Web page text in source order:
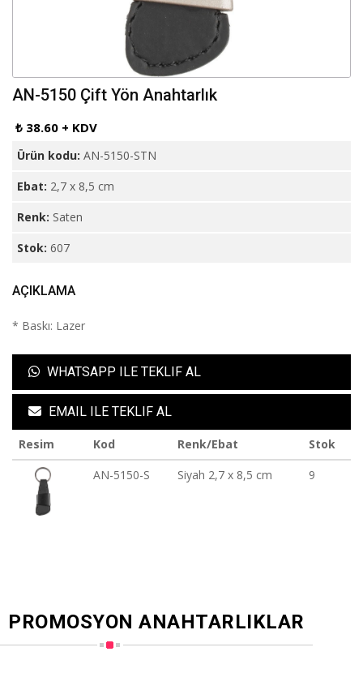
AN-5150 Çift Yön Anahtarlık
₺ 38.60 + KDV
Ürün kodu: AN-5150-STN
Ebat: 2,7 x 8,5 cm
Renk: Saten
Stok: 607
AÇIKLAMA
* Baskı: Lazer
WHATSAPP ILE TEKLIF AL
EMAIL ILE TEKLIF AL
Resim Kod Renk/Ebat
Stok
AN-5150-S
Siyah 2,7 x 8,5 cm 9
PROMOSYON ANAHTARLIKLAR